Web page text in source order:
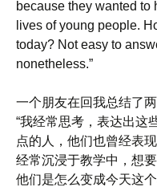
because they wanted
lives of young people.
today? Not easy to
nonetheless.”
一个朋友在回我总结了
“我经常思考，表达出这
点的人，他们也曾经表
经常沉浸于教学中，想
他们是怎么变成今天这